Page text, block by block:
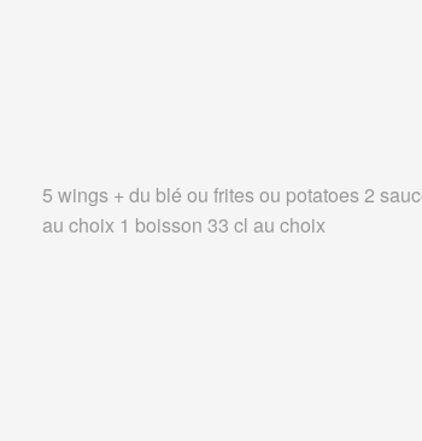
5 wings + du blé ou frites ou potatoes 2
au choix 1 boisson 33 cl au choix